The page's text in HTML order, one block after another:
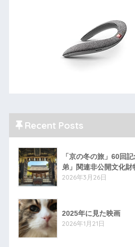
Recent Posts
「京の冬の旅」60回
弟」関連非公開文化財
2026年3月26日
2025年に見た映画
2026年1月21日